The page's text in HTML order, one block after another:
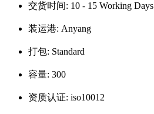
交货时间: 10 - 15 Working Days
装运港: Anyang
打包: Standard
容量: 300
资质认证: iso10012